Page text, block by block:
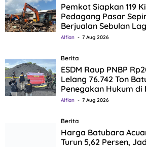
Pemkot Siapkan 119
Pedagang Pasar
Berjualan Sebulan
Alfian 7 Aug 2026
Berita
ESDM Raup PNBP
Lelang 76.742 Ton
Penegakan Hukum di
Alfian 7 Aug 2026
Berita
Harga Batubara
Turun 5,62 Persen,